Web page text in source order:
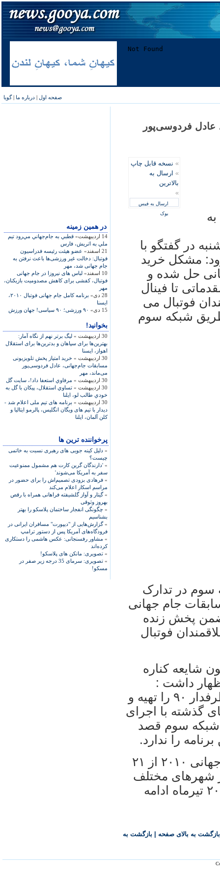
صفحه اول | درباره ما |گویا
در همين زمينه
14 اردیبهشت»
قطبي به جام‌جهاني مي‌رود تيم
ملي به اتريش، فارس
21 اسفند»
عضو هيئت رئيسه فدراسيون
فوتبال: دخالت غير ورزشی‌ها باعث نرفتن به
جام جهانی شد، مهر
10 اسفند»
لباس های نيروزا در جام جهانی
فوتبال، کفشی برای کاهش مصدوميت بازيکنان،
مهر
28 دی»
برنامه‌ کامل جام جهانی فوتبال ۲۰۱۰،
ايسنا
15 دی»
۹۰ ورزشی؛ ۹۰ سياسی! جهان ورزش
بخوانید!
30 اردیبهشت »
ليگ برتر نهم از نگاه آمار:
بهترين‌ها برای سپاهان و بدترين‌ها برای استقلال
اهواز، ايسنا
30 اردیبهشت »
خريد امتياز پخش تلويزيونی
مسابقات جام‌جهانی، عادل فردوسی‌پور
می‌ماند، مهر
30 اردیبهشت »
مرفاوي استعفا داد!، سايت گل
30 اردیبهشت »
تساوي استقلال،‌ پيكان با گل به
خودي طالب لو، ایلنا
30 اردیبهشت »
برنامه های تیم ملی اعلام شد -
ديدار با تیم های ویگان انگلیس، پالرمو ایتالیا و
کلن آلمان، ایلنا
پرخواننده ترین ها
» دلیل کینه جویی های رهبری نسبت به خاتمی
چیست؟
» 'دارندگان گرین کارت هم مشمول ممنوعیت
سفر به آمریکا می‌شوند'
» فرهادی بزودی تصمیم‌اش را برای حضور در
مراسم اسکار اعلام می‌کند
»گیتار و آواز گلشیفته فراهانی همراه با رقص
بهروز وثوقی
» چگونگی انفجار ساختمان پلاسکو را بهتر
بشناسیم
»گزارش‌هایی از "دیپورت" مسافران ایرانی در
فرودگاه‌های آمریکا پس از دستور ترامپ
» مشاور رفسنجانی: عکس هاشمی را دستکاری
کرده‌اند
» تصویری: مانکن های پلاسکو!
»
تصویری: سرمای 35 درجه زیر صفر در
مسکو!
عادل فردوسی‌پور
» نسخه قابل چاپ
» ارسال به
بالاترین
»
ارسال به فیس
بوک
در گفتگو با
مشکل خريد
حل شده و
تا فينال
فوتبال می
طريق شبکه سوم
سوم در تدارک
جام جهانی
پخش زنده
فوتبال
شايعه کناره
فردوسی پور از برنامه ۹۰ اظهار داشت :
فردوسی پور همچون گذشته برنامه پرطرفدار ۹۰ را تهيه و
گذشته با اجرای
شبکه سوم قصد
را ندارد.
نوزدهمين دوره رقابت های فوتبال جام جهانی ۲۰۱۰ از ۲۱
شهرهای مختلف
آفريقای جنوبی آغاز خواهد شد و تا روز ۲۰ تيرماه ادامه
بازگشت به بالای صفحه بازگشت به